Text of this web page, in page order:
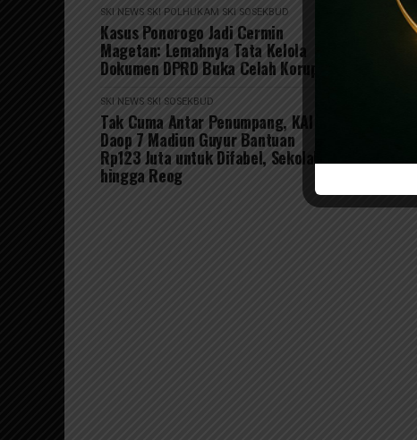
SKI NEWS SKI POLHUKAM SKI SOSEKBUD
Kasus Ponorogo Jadi Cermin
Magetan: Lemahnya Tata Kelola
Dokumen DPRD Buka Celah Korupsi
SKI NEWS SKI SOSEKBUD
Tak Cuma Antar Penumpang, KAI
Daop 7 Madiun Guyur Bantuan
Rp123 Juta untuk Difabel, Sekolah
hingga Reog